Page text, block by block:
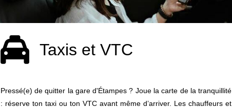
Taxis et VTC
Pressé(e) de quitter la gare d'Étampes ? Joue la carte de la tranquillité
: réserve ton taxi ou ton VTC avant même d’arriver. Les chauffeurs et